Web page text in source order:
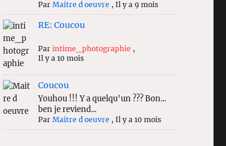
Par Maitre d oeuvre , Il y a 9 mois
RE: Coucou
Par intime_photographie ,
Il y a 10 mois
Coucou
Youhou !!! Y a quelqu'un ??? Bon...
ben je reviend...
Par Maitre d oeuvre , Il y a 10 mois